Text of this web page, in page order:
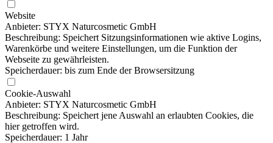
Website
Anbieter: STYX Naturcosmetic GmbH
Beschreibung: Speichert Sitzungsinformationen wie aktive Logins,
Warenkörbe und weitere Einstellungen, um die Funktion der
Webseite zu gewährleisten.
Speicherdauer: bis zum Ende der Browsersitzung
Cookie-Auswahl
Anbieter: STYX Naturcosmetic GmbH
Beschreibung: Speichert jene Auswahl an erlaubten Cookies, die
hier getroffen wird.
Speicherdauer: 1 Jahr